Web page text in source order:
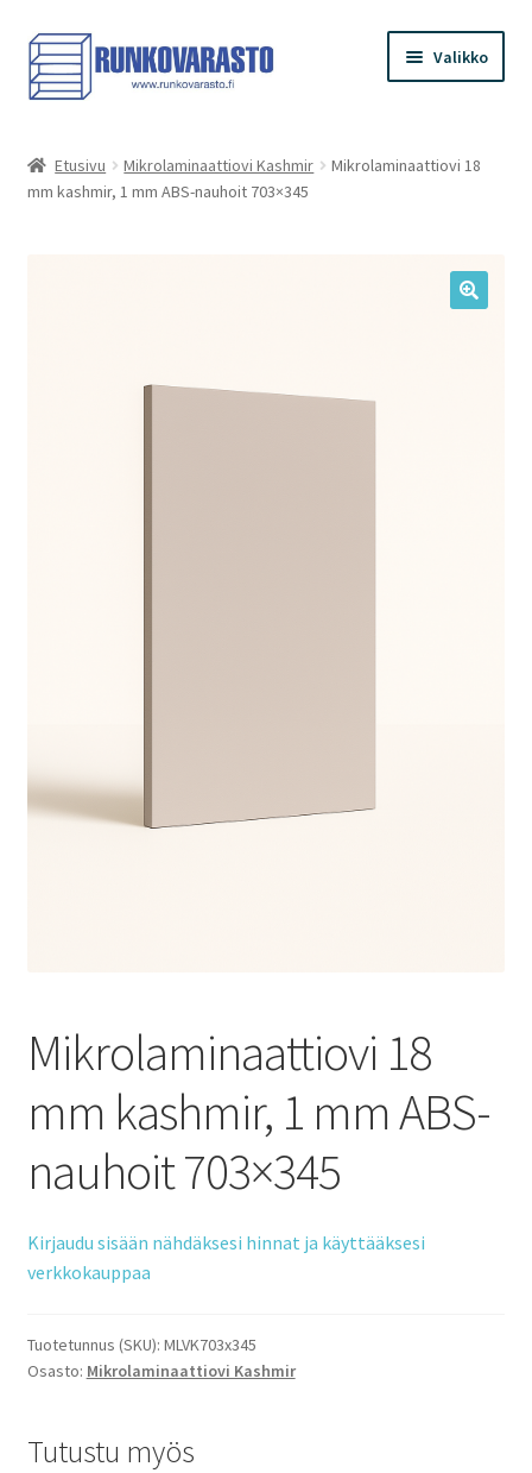
Siirry
navigointiin
Siirry
sisältöön
Valikko
Kauppa
Etusivu Mikrolaminaattiovi Kashmir
Mikrolaminaattiovi 18
mm kashmir, 1 mm ABS-nauhoit 703×345
Mikrolaminaattiovi 18
mm kashmir, 1 mm ABS-
nauhoit 703×345
Kirjaudu sisään nähdäksesi hinnat ja käyttääksesi
verkkokauppaa
Tuotetunnus (SKU): MLVK703x345
Osasto: Mikrolaminaattiovi Kashmir
Tutustu myös